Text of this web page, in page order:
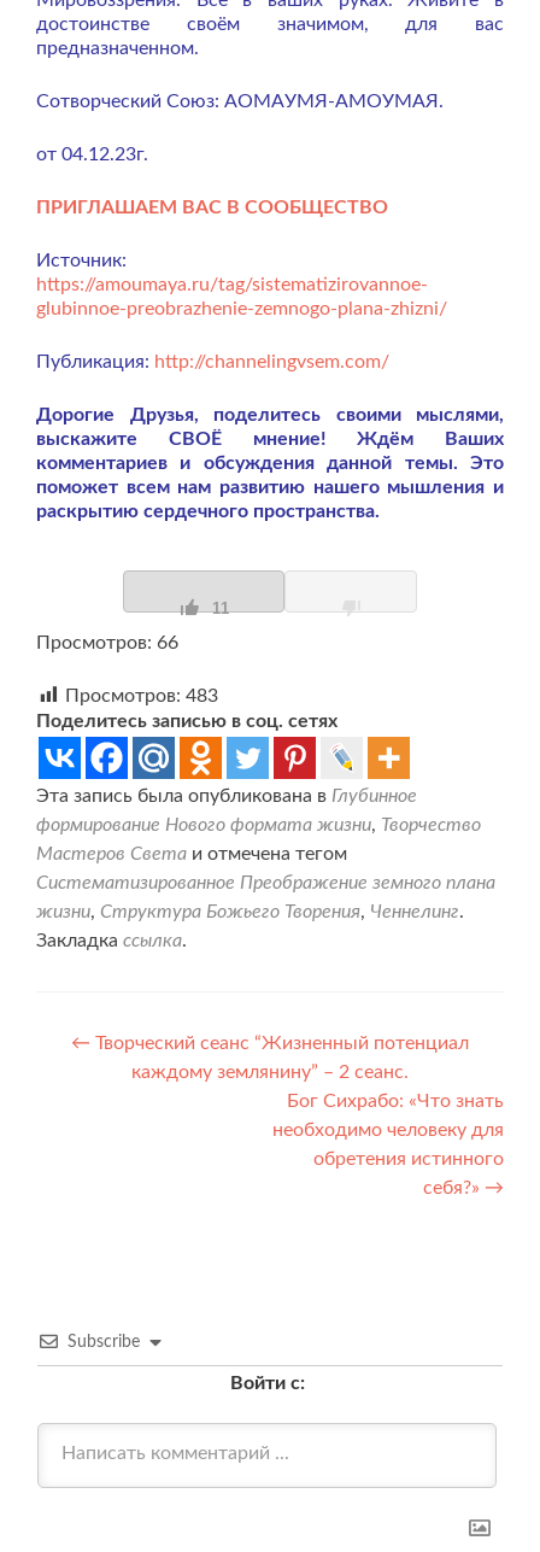
достоинстве своём значимом, для вас
предназначенном.
Сотворческий Союз: АОМАУМЯ-АМОУМАЯ.
от 04.12.23г.
ПРИГЛАШАЕМ ВАС В СООБЩЕСТВО
Источник:
https://amoumaya.ru/tag/sistematizirovannoe-
glubinnoe-preobrazhenie-zemnogo-plana-zhizni/
Публикация: http://channelingvsem.com/
Дорогие Друзья, поделитесь своими мыслями,
выскажите СВОЁ мнение! Ждём Ваших
комментариев и обсуждения данной темы. Это
поможет всем нам развитию нашего мышления и
раскрытию сердечного пространства.
11
Просмотров: 66
Просмотров: 483
Поделитесь записью в соц. сетях
Эта запись была опубликована в Глубинное
формирование Нового формата жизни, Творчество
Мастеров Света и отмечена тегом
Систематизированное Преображение земного плана
жизни, Структура Божьего Творения, Ченнелинг.
Закладка ссылка.
Навигация
← Творческий сеанс “Жизненный потенциал
каждому землянину” – 2 сеанс.
Бог Сихрабо: «Что знать
необходимо человеку для
обретения истинного
себя?» →
Subscribe
Войти с: